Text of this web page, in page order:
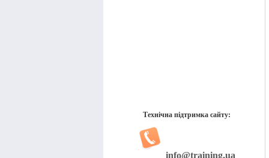
Технічна підтримка сайту:
info@training.ua